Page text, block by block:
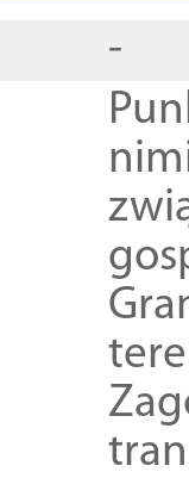
-